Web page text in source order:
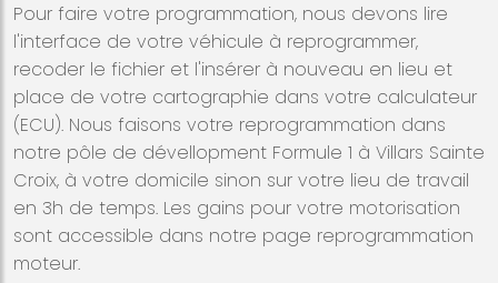
Pour faire votre programmation, nous devons lire
l'interface de votre véhicule à reprogrammer,
recoder le fichier et l'insérer à nouveau en lieu et
place de votre cartographie dans votre calculateur
(ECU). Nous faisons votre reprogrammation dans
notre pôle de dévellopment Formule 1 à Villars Sainte
Croix, à votre domicile sinon sur votre lieu de travail
en 3h de temps. Les gains pour votre motorisation
sont accessible dans notre page reprogrammation
moteur.